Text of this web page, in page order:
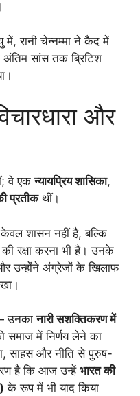
में, रानी चेन्नम्मा ने कैद में
अंतिम सांस तक ब्रिटिश
और
वे एकन्यायप्रिय शासिका,
प्रतीकथीं।
केवल शासन नहीं है, बल्कि
रक्षा करना भी है। उनके
उन्होंने अंग्रेजों के खिलाफ
— उनकानारी सशक्तिकरण में
समाज में निर्णय लेने का
साहस और नीति से पुरुष-
है कि आज उन्हें भारत की
के रूप में भी याद किया